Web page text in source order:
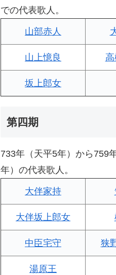
での代表歌人。
山部赤人
山上憶良
坂上郎女
第四期
733年（天平5年）から759
年）の代表歌人。
大伴家持
大伴坂上郎女
中臣宅守 狭
湯原王